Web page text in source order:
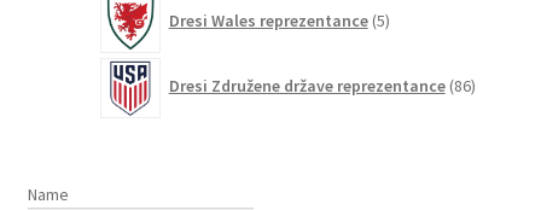
Dresi Wales reprezentance 5izdelkov
Dresi Združene države reprezentance 86izdelkov
Name